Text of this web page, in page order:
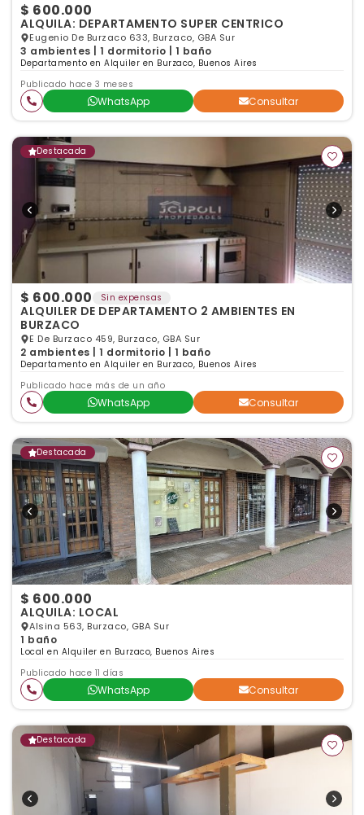
$ 600.000
ALQUILA: DEPARTAMENTO SUPER CENTRICO
Eugenio De Burzaco 633, Burzaco, GBA Sur
3 ambientes | 1 dormitorio | 1 baño
Departamento en Alquiler en Burzaco, Buenos Aires
Publicado hace 3 meses
WhatsApp Consultar
Destacada
$ 600.000 Sin expensas
ALQUILER DE DEPARTAMENTO 2 AMBIENTES EN
BURZACO
E De Burzaco 459, Burzaco, GBA Sur
2 ambientes | 1 dormitorio | 1 baño
Departamento en Alquiler en Burzaco, Buenos Aires
Publicado hace más de un año
WhatsApp Consultar
Destacada
$ 600.000
ALQUILA: LOCAL
Alsina 563, Burzaco, GBA Sur
1 baño
Local en Alquiler en Burzaco, Buenos Aires
Publicado hace 11 días
WhatsApp Consultar
Destacada